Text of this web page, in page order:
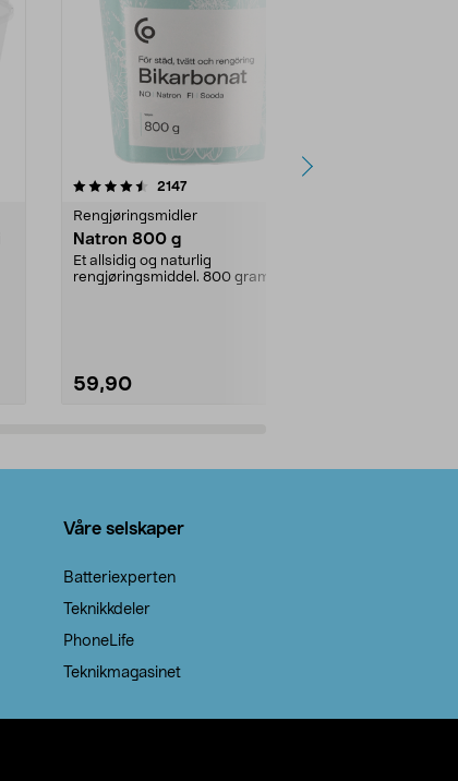
2147anmeldelser
Rengjøringsmidler
Natron 800 g
Et allsidig og naturlig
rengjøringsmiddel. 800 gram
59,90
4.0av 5 stjerner
Våre selskaper
Batteriexperten
Teknikkdeler
PhoneLife
Teknikmagasinet